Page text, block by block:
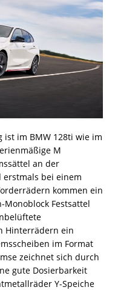
ist im BMW 128ti wie im
M
an der
erstmals bei einem
kommen ein
Festsattel
Hinterrädern ein
im Format
zeichnet sich durch
gute Dosierbarkeit
Y-Speiche